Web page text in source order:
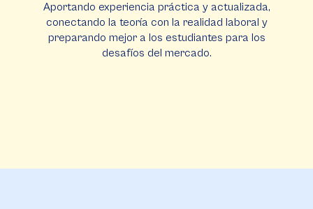
Aportando experiencia práctica y actualizada,
conectando la teoría con la realidad laboral y
preparando mejor a los estudiantes para los
desafíos del mercado.